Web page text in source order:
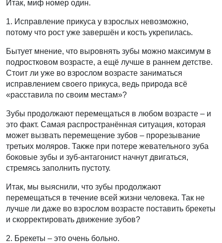
Итак, миф номер один.
1. Исправление прикуса у взрослых невозможно,
потому что рост уже завершён и кость укрепилась.
Бытует мнение, что выровнять зубы можно максимум в
подростковом возрасте, а ещё лучше в раннем детстве.
Стоит ли уже во взрослом возрасте заниматься
исправлением своего прикуса, ведь природа всё
«расставила по своим местам»?
Зубы продолжают перемещаться в любом возрасте – и
это факт. Самая распространённая ситуация, которая
может вызвать перемещение зубов – прорезывание
третьих моляров. Также при потере жевательного зуба
боковые зубы и зуб-антагонист начнут двигаться,
стремясь заполнить пустоту.
Итак, мы выяснили, что зубы продолжают
перемещаться в течение всей жизни человека. Так не
лучше ли даже во взрослом возрасте поставить брекеты
и скорректировать движение зубов?
2. Брекеты – это очень больно.